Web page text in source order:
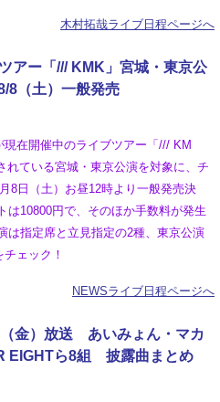
木村拓哉ライブ日程ページへ
アー「/// KMK」宮城・東京公
（土）一般発売
現在開催中のライブツアー「/// KM
れている宮城・東京公演を対象に、チ
8日（土）お昼12時より一般発売決
は10800円で、そのほか手数料が発生
は指定席と立見指定の2種、東京公演
ェック！
NEWSライブ日程ページへ
（金）放送 あいみょん・マカ
EIGHTら8組 披露曲まとめ